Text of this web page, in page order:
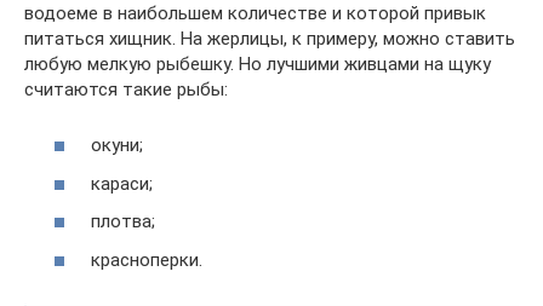
водоеме в наибольшем количестве и которой привык
питаться хищник. На жерлицы, к примеру, можно ставить
любую мелкую рыбешку. Но лучшими живцами на щуку
считаются такие рыбы:
окуни;
караси;
плотва;
красноперки.